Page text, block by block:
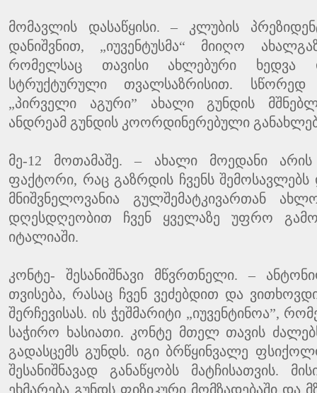
მომავლის დასაწყისი. – კლუბის
დანიშვნით, „იუვენტუსმა“ მიიღო
რომელსაც თავისი ახლებური ხედვა
სტრუქტურული თვალსაზრისით. სწორედ
„პირველი აგური” ახალი გუნდის
ანდრეამ გუნდის კოორდინერებული
მე-12 მოთამაშე. – ახალი მოედანი
ფაქტორი, რაც გაზრდის ჩვენს შემოსავლებს
მნიშვნელოვანია გულშემატკივართან
დღესდღეობით ჩვენ ყველაზე უფრო
იტალიაში.
კონტე- შესანიშნავი მწვრთნელი. –
თვისება, რასაც ჩვენ ვეძებდით და
შერჩევისას. ის ჭეშმარიტი „იუვენტინოა”,
საჭირო ხასიათი. კონტე მთელ თავის
გადასცემს გუნდს. იგი ბრწყინვალე
შესანიშნავად განაწყობს მატჩისათვის.
ეხმარება გუნდს ფიზიკური მომზადებაში და